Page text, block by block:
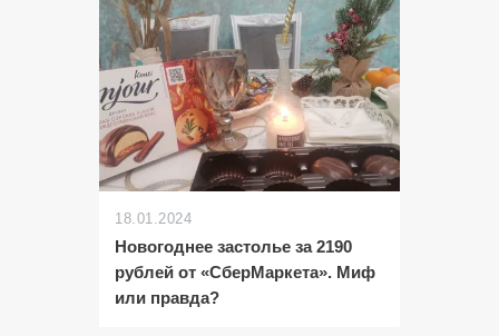
18.01.2024
Новогоднее застолье за 2190
рублей от «СберМаркета». Миф
или правда?